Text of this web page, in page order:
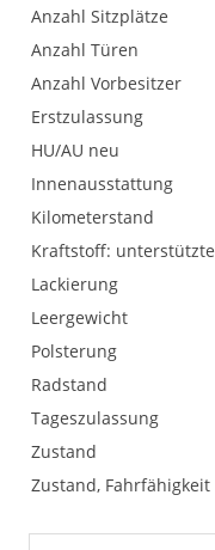
Anzahl Sitzplätze
Anzahl Türen
Anzahl Vorbesitzer
Erstzulassung
HU/AU neu
Innenausstattung
Kilometerstand
Kraftstoff: unterstützte
Lackierung
Leergewicht
Polsterung
Radstand
Tageszulassung
Zustand
Zustand, Fahrfähigkeit